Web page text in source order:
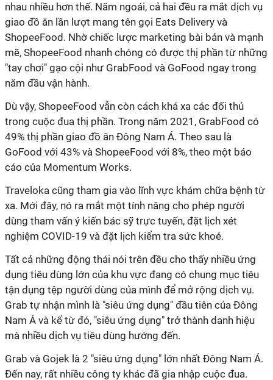
nhau nhiều hơn thế. Năm ngoái, cả hai đều ra mắt dịch vụ
giao đồ ăn lần lượt mang tên gọi Eats Delivery và
ShopeeFood. Nhờ chiếc lược marketing bài bản và mạnh
mẽ, ShopeeFood nhanh chóng có được thị phần từ những
"tay chơi" gạo cội như GrabFood và GoFood ngay trong
năm đầu vận hành.
Dù vậy, ShopeeFood vẫn còn cách khá xa các đối thủ
trong cuộc đua thị phần. Trong năm 2021, GrabFood có
49% thị phần giao đồ ăn Đông Nam Á. Theo sau là
GoFood với 43% và ShopeeFood với 8%, theo một báo
cáo của Momentum Works.
Traveloka cũng tham gia vào lĩnh vực khám chữa bệnh từ
xa. Mới đây, nó ra mắt một tính năng cho phép người
dùng tham vấn ý kiến bác sỹ trực tuyến, đặt lịch xét
nghiệm COVID-19 và đặt lịch kiểm tra sức khoẻ.
Tất cả những động thái nói trên đều cho thấy nhiều ứng
dụng tiêu dùng lớn của khu vực đang có chung mục tiêu
tận dụng tệp người dùng của mình để mở rộng dịch vụ.
Grab tự nhận mình là "siêu ứng dụng" đầu tiên của Đông
Nam Á và kể từ đó, "siêu ứng dụng" trở thành danh hiệu
mà nhiều dịch vụ tiêu dùng hướng đến.
Grab và Gojek là 2 "siêu ứng dụng" lớn nhất Đông Nam Á.
Đến nay, rất nhiều công ty khác đã gia nhập cuộc đua.